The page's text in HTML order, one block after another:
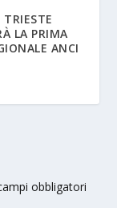
LA PRIMA
ANCI
obbligatori